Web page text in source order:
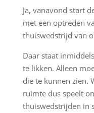
Ja, vanavond start
met een optreden
thuiswedstrijd van
Daar staat
te likken. Alleen
die te kunnen zien.
ruimte dus speelt
thuiswedstrijden in